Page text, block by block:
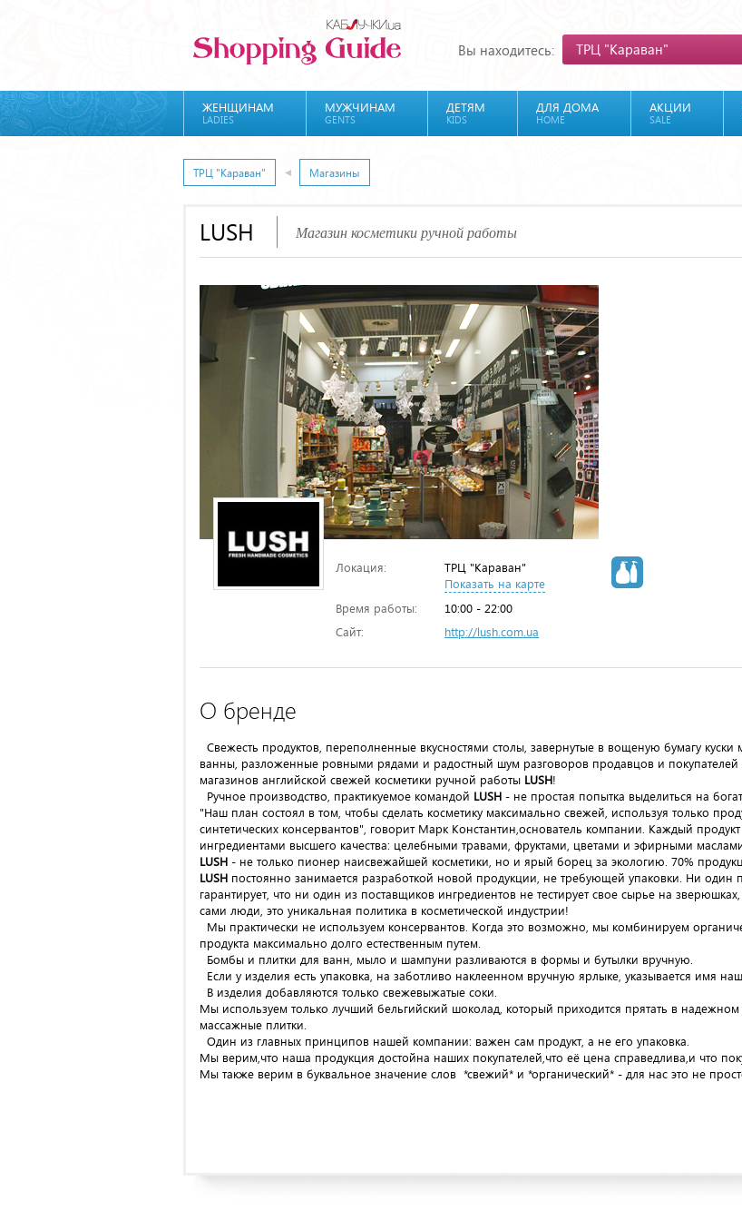
Вы находитесь: ТРЦ "Караван"
ЖЕНЩИНАМ
LADIES
МУЖЧИНАМ
GENTS
ДЕТЯМ
KIDS
ДЛЯ ДОМА
HOME
АКЦИИ
SALE
ТРЦ "Караван" Магазины
LUSH Магазин косметики ручной работы
Локация:
ТРЦ "Караван"
Показать на карте
Время работы:
10:00 - 22:00
Сайт:
http://lush.com.ua
О бренде
Свежесть продуктов, переполненные вкусностями столы, завернутые в вощеную бумагу
ванны, разложенные ровными рядами и радостный шум разговоров продавцов и покупателей
магазинов английской свежей косметики ручной работы LUSH!
Ручное производство, практикуемое командой LUSH - не простая попытка выделиться на
"Наш план состоял в том, чтобы сделать косметику максимально свежей, используя только
синтетических консервантов", говорит Марк Константин,основатель компании. Каждый продукт
ингредиентами высшего качества: целебными травами, фруктами, цветами и эфирными
LUSH - не только пионер наисвежайшей косметики, но и ярый борец за экологию. 70%
LUSH постоянно занимается разработкой новой продукции, не требующей упаковки. Ни один
гарантирует, что ни один из поставщиков ингредиентов не тестирует свое сырье на
сами люди, это уникальная политика в косметической индустрии!
Мы практически не используем консервантов. Когда это возможно, мы комбинируем
продукта максимально долго естественным путем.
Бомбы и плитки для ванн, мыло и шампуни разливаются в формы и бутылки вручную.
Если у изделия есть упаковка, на заботливо наклеенном вручную ярлыке, указывается имя
В изделия добавляются только свежевыжатые соки.
Мы используем только лучший бельгийский шоколад, который приходится прятать в
массажные плитки.
Один из главных принципов нашей компании: важен сам продукт, а не его упаковка.
Мы верим,что наша продукция достойна наших покупателей,что её цена справедлива,и что
Мы также верим в буквальное значение слов *свежий* и *органический* - для нас это не